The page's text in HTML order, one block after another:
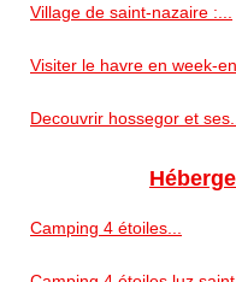
Village de saint-nazaire :...
Visiter le havre en week-
Decouvrir hossegor et ses...
Camping 4 étoiles...